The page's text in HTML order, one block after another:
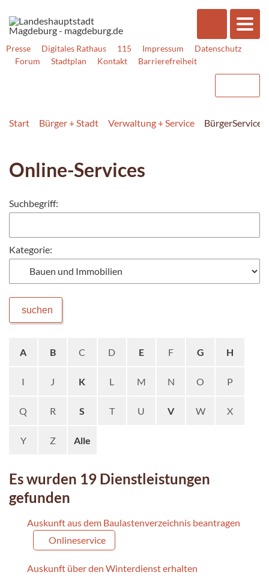
Presse Digitales Rathaus 115 Impressum
Datenschutz
Forum
Stadtplan Kontakt Barrierefreiheit
Start Bürger + Stadt Verwaltung + Service BürgerService
Online-Services
Suchbegriff:
Kategorie:
suchen
A B C D E F G H
I J K L M N O P
Q R S T U V W X
Y Z Alle
Es wurden 19 Dienstleistungen
gefunden
Auskunft aus dem Baulastenverzeichnis beantragen
Onlineservice
Auskunft über den Winterdienst erhalten